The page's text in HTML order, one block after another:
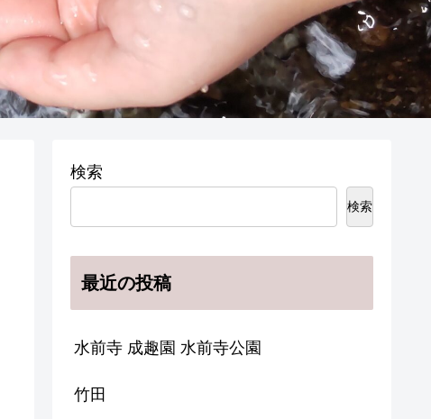
検索
検索
最近の投稿
水前寺 成趣園 水前寺公園
竹田